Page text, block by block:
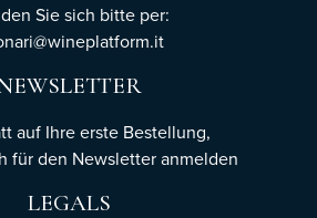
Sie sich bitte per:
auf Ihre erste Bestellung,
für den Newsletteranmelden
LEGALS